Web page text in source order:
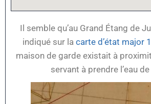
Il semble qu’au Grand Étang de
indiqué sur la carte d’état major
maison de garde existait à
servant à prendre l’eau de